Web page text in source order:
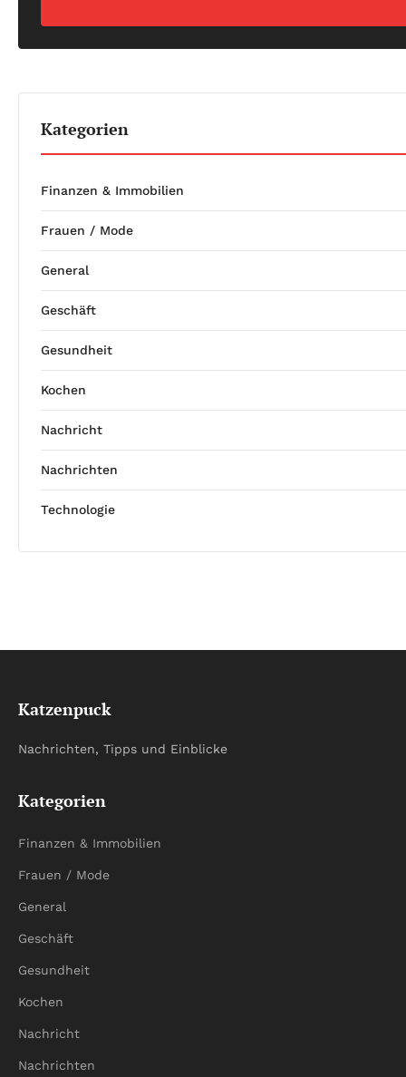
Kategorien
Finanzen & Immobilien
Frauen / Mode
General
Geschäft
Gesundheit
Kochen
Nachricht
Nachrichten
Technologie
Katzenpuck
Nachrichten, Tipps und Einblicke
Kategorien
Finanzen & Immobilien
Frauen / Mode
General
Geschäft
Gesundheit
Kochen
Nachricht
Nachrichten